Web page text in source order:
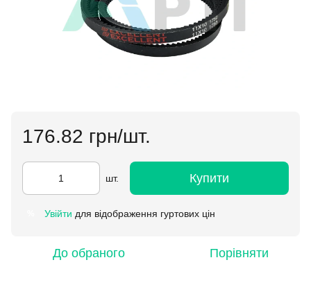
176.82 грн/шт.
шт. Купити
Увійти для відображення гуртових цін
До обраного Порівняти